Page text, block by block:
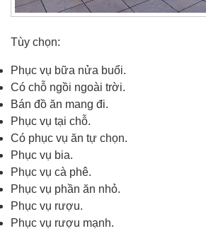
Tùy chọn:
Phục vụ bữa nửa buổi.
Có chỗ ngồi ngoài trời.
Bán đồ ăn mang đi.
Phục vụ tại chỗ.
Có phục vụ ăn tự chọn.
Phục vụ bia.
Phục vụ cà phê.
Phục vụ phần ăn nhỏ.
Phục vụ rượu.
Phục vụ rượu mạnh.